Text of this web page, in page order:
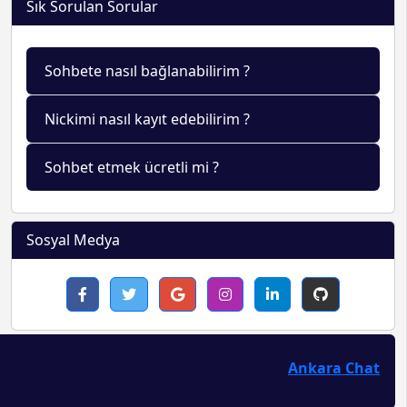
Sık Sorulan Sorular
Sohbete nasıl bağlanabilirim ?
Nickimi nasıl kayıt edebilirim ?
Sohbet etmek ücretli mi ?
Sosyal Medya
Ankara Chat